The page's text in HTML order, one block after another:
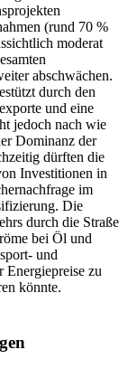
(rund 70 %
moderat
abschwächen.
durch den
und eine
jedoch nach wie
Dominanz der
dürften die
Investitionen in
im
Die
durch die Straße
bei Öl und
und
Energiepreise zu
könnte.